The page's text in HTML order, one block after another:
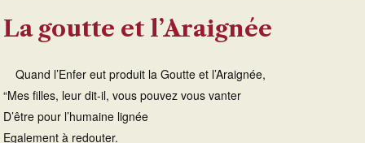
La goutte et l’Araignée
Quand l’Enfer eut produit la Goutte et l’Araignée,
“Mes filles, leur dit-il, vous pouvez vous vanter
D’être pour l’humaine lignée
Egalement à redouter.